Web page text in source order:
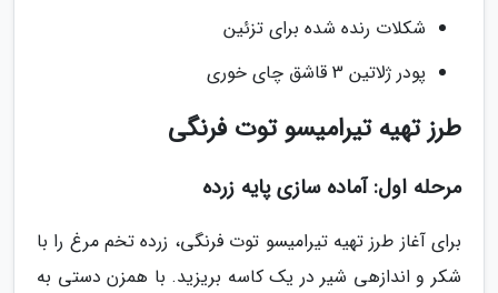
شکلات رنده شده برای تزئین
پودر ژلاتین 3 قاشق چای خوری
طرز تهیه تیرامیسو توت فرنگی
مرحله اول: آماده سازی پایه زرده
برای آغاز طرز تهیه تیرامیسو توت فرنگی، زرده تخم مرغ را با
شکر و اندازهی شیر در یک کاسه بریزید. با همزن دستی به